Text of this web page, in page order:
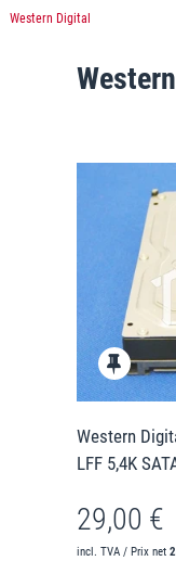
Western Digital
Western
LFF 5,4K
29,00 €
incl. TVA / Prix net